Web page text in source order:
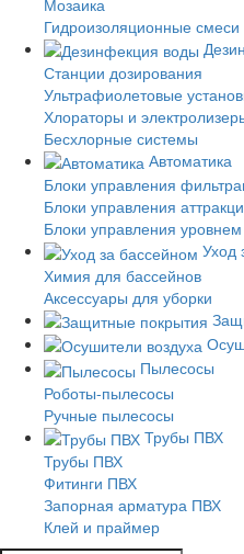
Гидроизоляционные смеси
Станции дозирования
Ультрафиолетовые
Хлораторы и
Бесхлорные системы
Автоматика
Блоки управления
Блоки управления
Блоки управления
Уход
Химия для бассейнов
Аксессуары для уборки
Пылесосы
Роботы-пылесосы
Ручные пылесосы
Трубы ПВХ
Трубы ПВХ
Фитинги ПВХ
Запорная арматура ПВХ
Клей и праймер